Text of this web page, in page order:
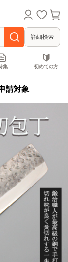
詳細検索
集 初めての方
請対象